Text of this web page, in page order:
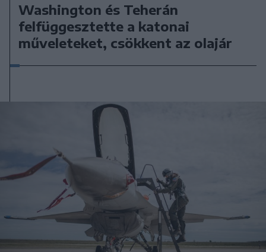
Washington és Teherán
felfüggesztette a katonai
műveleteket, csökkent az olajár